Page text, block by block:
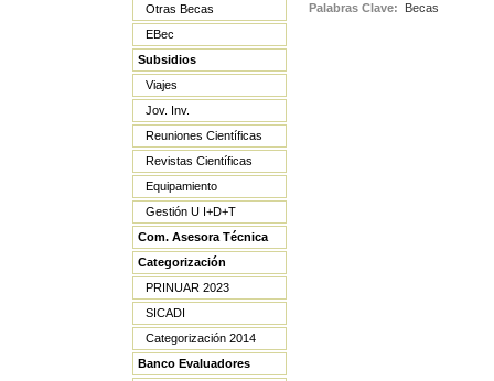
Otras Becas
EBec
Subsidios
Viajes
Jov. Inv.
Reuniones Científicas
Revistas Científicas
Equipamiento
Gestión U I+D+T
Com. Asesora Técnica
Categorización
PRINUAR 2023
SICADI
Categorización 2014
Banco Evaluadores
Palabras Clave: Becas